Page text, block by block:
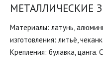
МЕТАЛЛИЧЕСКИЕ
Материалы: латунь,
изготовления: литьё,
Крепления: булавка, цанга.